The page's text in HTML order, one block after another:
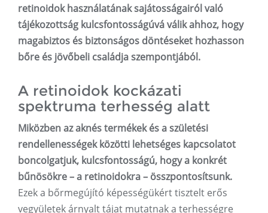
retinoidok használatának sajátosságairól való
tájékozottság kulcsfontosságúvá válik ahhoz, hogy
magabiztos és biztonságos döntéseket hozhasson
bőre és jövőbeli családja szempontjából.
A retinoidok kockázati
spektruma terhesség alatt
Miközben az aknés termékek és a születési
rendellenességek közötti lehetséges kapcsolatot
boncolgatjuk, kulcsfontosságú, hogy a konkrét
bűnösökre – a retinoidokra – összpontosítsunk.
Ezek a bőrmegújító képességükért tisztelt erős
vegyületek árnyalt tájat mutatnak a terhességre